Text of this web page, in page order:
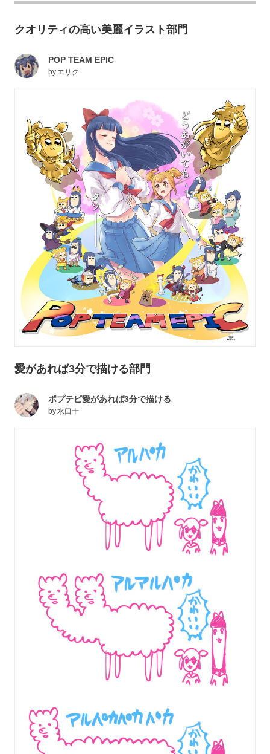
クオリティの高い美麗イラスト部門
POP TEAM EPIC
by エリク
愛があれば3分で描ける部門
ポプテピ愛があれば3分で描ける
by水口十